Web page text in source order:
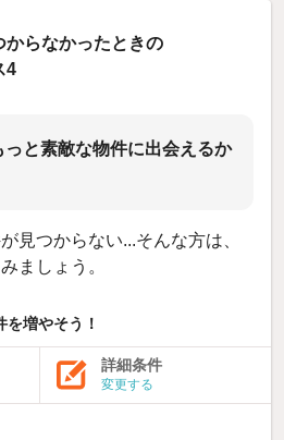
からなかったときの
4
と素敵な物件に出会えるか
見つからない...そんな方は、
ましょう。
増やそう！
詳細条件
変更する